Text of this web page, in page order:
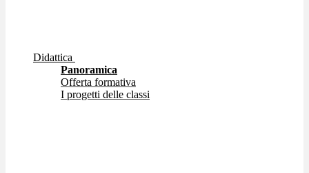
Didattica
Panoramica
Offerta formativa
I progetti delle classi